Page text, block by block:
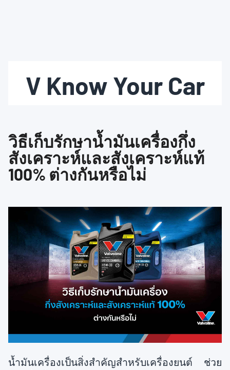
V Know Your Car
วิธีเก็บรักษาน้ำมันเครื่องกึ่ง
สังเคราะห์และสังเคราะห์แท้
100% ต่างกันหรือไม่
น้ำมันเครื่องเป็นสิ่งสำคัญสำหรับเครื่องยนต์ ช่วย